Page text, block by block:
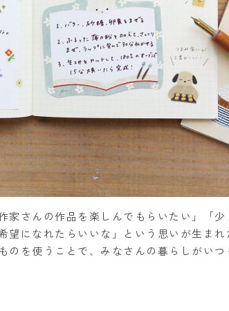
さんの作品を楽しんでもらいたい」「
になれたらいいな」という思いが生ま
を使うことで、みなさんの暮らしがい